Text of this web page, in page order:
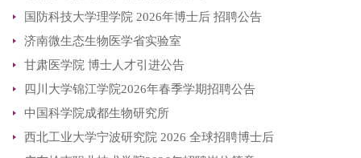
国防科技大学理学院 2026年博士后 招聘公告
济南微生态生物医学省实验室
甘肃医学院 博士人才引进公告
四川大学锦江学院2026年春季学期招聘公告
中国科学院成都生物研究所
西北工业大学宁波研究院 2026 全球招聘博士后